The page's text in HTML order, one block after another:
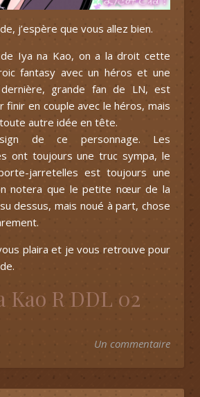
j’espère que vous allez bien.
Iya na Kao, on a la droit cette
fantasy avec un héros et une
grande fan de LN, est
en couple avec le héros, mais
autre idée en tête.
de ce personnage. Les
ont toujours une truc sympa, le
jarretelles est toujours une
notera que le petite nœur de la
dessus, mais noué à part, chose
plaira et je vous retrouve pour
Kao R DDL 02
Un commentaire